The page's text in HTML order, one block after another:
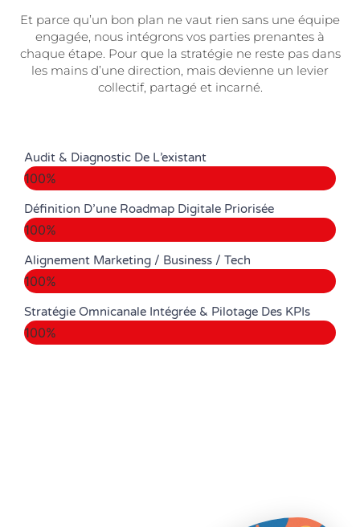
Et parce qu’un bon plan ne vaut rien sans une équipe
engagée, nous intégrons vos parties prenantes à
chaque étape. Pour que la stratégie ne reste pas dans
les mains d’une direction, mais devienne un levier
collectif, partagé et incarné.
Audit & Diagnostic De L’existant
100%
Définition D’une Roadmap Digitale Priorisée
100%
Alignement Marketing / Business / Tech
100%
Stratégie Omnicanale Intégrée & Pilotage Des KPIs
100%